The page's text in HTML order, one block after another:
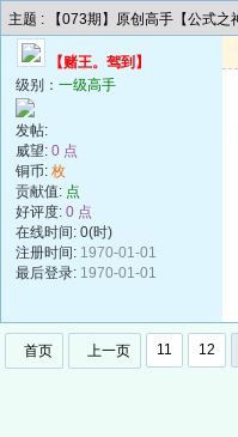
主题 : 【073期】原创高手【公式
【赌王。驾到】
级别： 一级高手
发帖:
威望: 0 点
铜币: 枚
贡献值: 点
好评度: 0 点
在线时间: 0(时)
注册时间: 1970-01-01
最后登录: 1970-01-01
首页 上一页 11 12